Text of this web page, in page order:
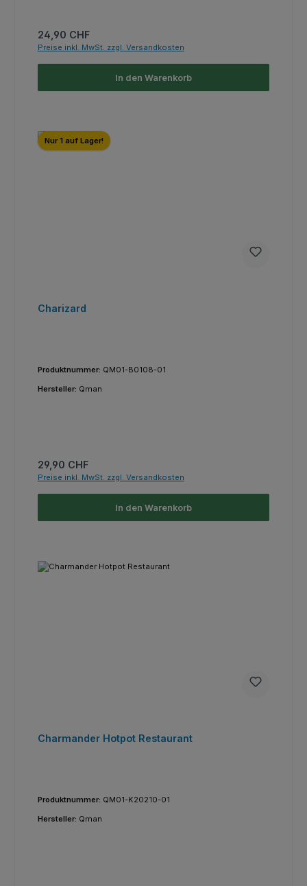
Regulärer Preis:
24,90 CHF
Preise inkl. MwSt. zzgl. Versandkosten
In den Warenkorb
Nur 1 auf Lager!
Charizard
Produktnummer: QM01-B0108-01
Hersteller: Qman
Regulärer Preis:
29,90 CHF
Preise inkl. MwSt. zzgl. Versandkosten
In den Warenkorb
Charmander Hotpot Restaurant
Produktnummer: QM01-K20210-01
Hersteller: Qman